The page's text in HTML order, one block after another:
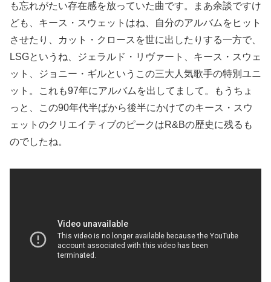
も忘れがたい存在感を放っていた曲です。まあ余談ですけ
ども、キース・スウェットはね、自分のアルバムをヒット
させたり、カット・クロースを世に出したりする一方で、
LSGというね、ジェラルド・リヴァート、キース・スウェ
ット、ジョニー・ギルというこの三大人気歌手の特別ユニ
ット。これも97年にアルバムを出してまして。もうちょ
っと、この90年代半ばから後半にかけてのキース・スウ
ェットのクリエイティブのピークはR&Bの歴史に残るも
のでしたね。